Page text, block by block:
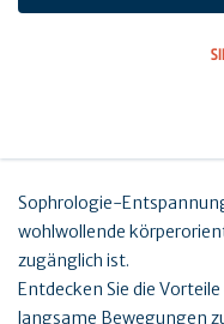
Sophrologie-
wohlwollende
zugänglich ist.
Entdecken Sie die
langsame Bewegungen